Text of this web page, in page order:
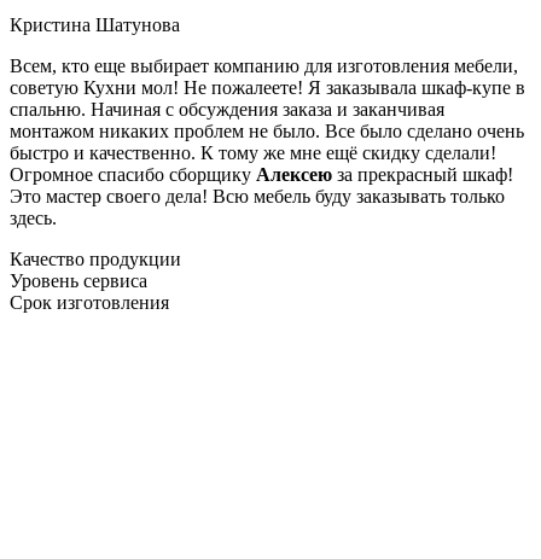
Кристина Шатунова
Всем, кто еще выбирает компанию для изготовления мебели,
советую Кухни мол! Не пожалеете! Я заказывала шкаф-купе в
спальню. Начиная с обсуждения заказа и заканчивая
монтажом никаких проблем не было. Все было сделано очень
быстро и качественно. К тому же мне ещё скидку сделали!
Огромное спасибо сборщику Алексею за прекрасный шкаф!
Это мастер своего дела! Всю мебель буду заказывать только
здесь.
Качество продукции
Уровень сервиса
Срок изготовления